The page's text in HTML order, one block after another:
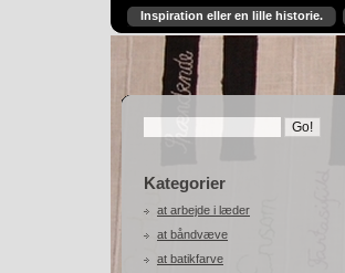
Inspiration eller en lille historie.
Kategorier
at arbejde i læder
at båndvæve
at batikfarve